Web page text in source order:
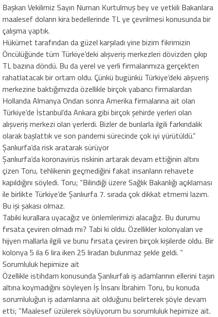
Başkan Vekilimiz Sayın Numan Kurtulmuş bey ve yetkili Bakanlara
maalesef doların kira bedellerinde TL ye çevrilmesi konusunda bir
çalışma yaptık.
Hükümet tarafından da güzel karşıladı yine bizim fikrimizin
Öncülüğünde tüm Türkiye’deki alışveriş merkezleri dövizden çıkıp
TL bazına döndü. Bu da yerel ve yerli firmalarımıza gerçekten
rahatlatacak bir ortam oldu. Çünkü bugünkü Türkiye’deki alışveriş
merkezine baktığımızda özellikle birçok yabancı firmalardan
Hollanda Almanya Ondan sonra Amerika firmalarına ait olan
Türkiye’de İstanbul’da Ankara gibi birçok şehirde yerleri olan
alışveriş merkezi olan yerlerdi. Bizler de bunlarla ilgili farkındalık
olarak başlattık ve son pandemi sürecinde çok iyi yürütüldü.”
Şanlıurfa’da risk aratarak sürüyor
Şanlıurfa’da koronavirüs riskinin artarak devam ettiğinin altını
çizen Toru, tehlikenin geçmediğini fakat insanların rehavete
kapıldığını söyledi. Toru; “Bilindiği üzere Sağlık Bakanlığı açıklaması
ile birlikte Türkiye’de Şanlıurfa 7. sırada çok dikkat etmemi lazım.
Bu işi şakası olmaz.
Tabiki kurallara uyacağız ve önlemlerimizi alacağız. Bu durumu
fırsata çeviren olmadı mı? Tabi ki oldu. Özellikler kolonyaları ve
hijyen mallarla ilgili ve bunu fırsata çeviren birçok kişilerde oldu. Bir
kolonya 5 ila 6 lira iken 25 liradan bulunmaz şekle geldi. “
Sorumluluk hepimize ait
Özellikle istihdam konusunda Şanlıurfalı iş adamlarının ellerini taşın
altına koymadığını söyleyen İş İnsanı İbrahim Toru, bu konuda
sorumluluğun iş adamlarına ait olduğunu belirterek şöyle devam
etti; “Maalesef üzülerek söylüyorum bu sorumluluk hepimize ait.